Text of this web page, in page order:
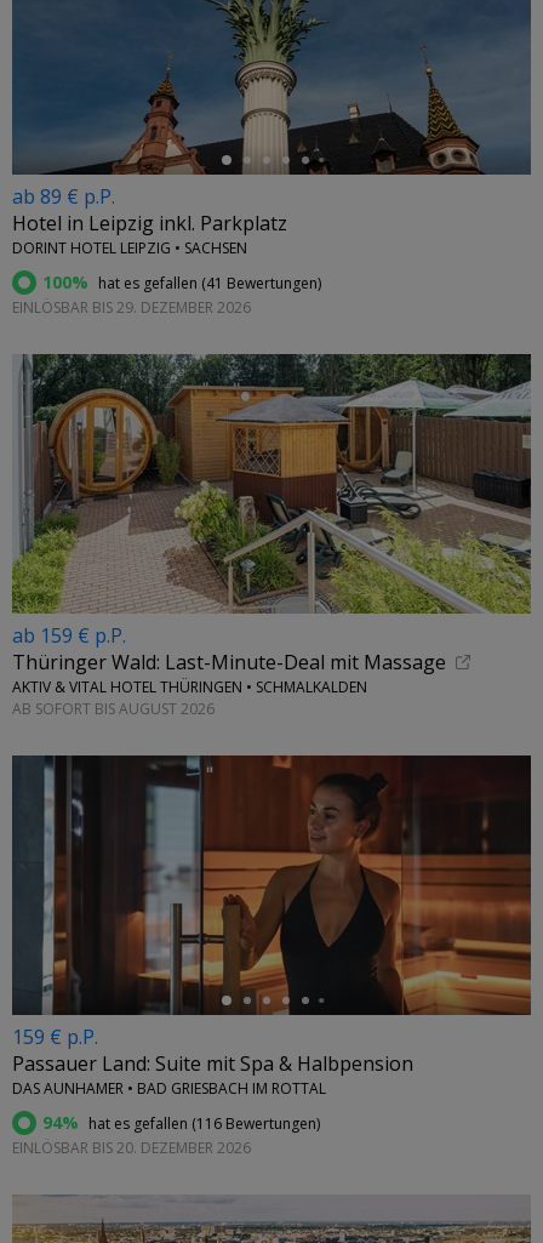
ab 89 € p.P.
Hotel in Leipzig inkl. Parkplatz
DORINT HOTEL LEIPZIG • SACHSEN
100% hat es gefallen (41 Bewertungen)
EINLÖSBAR BIS 29. DEZEMBER 2026
ab 159 € p.P.
Thüringer Wald: Last-Minute-Deal mit Massage
AKTIV & VITAL HOTEL THÜRINGEN • SCHMALKALDEN
AB SOFORT BIS AUGUST 2026
159 € p.P.
Passauer Land: Suite mit Spa & Halbpension
DAS AUNHAMER • BAD GRIESBACH IM ROTTAL
94% hat es gefallen (116 Bewertungen)
EINLÖSBAR BIS 20. DEZEMBER 2026